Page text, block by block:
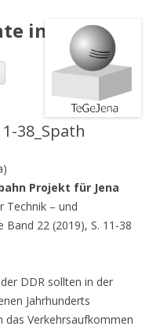
in Jena e.V.
Springe
Inhalt
38_Spath
Projekt für Jena
Technik – und
Band 22 (2019), S. 11-38
DDR sollten in der
Jahrhunderts
das Verkehrsaufkommen